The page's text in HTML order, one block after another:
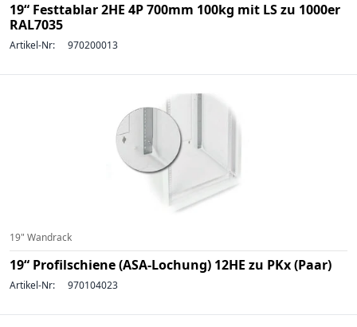
19“ Festtablar 2HE 4P 700mm 100kg mit LS zu 1000er
RAL7035
Artikel-Nr: 970200013
19" Wandrack
19“ Profilschiene (ASA-Lochung) 12HE zu PKx (Paar)
Artikel-Nr: 970104023